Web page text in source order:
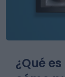
¿Qué